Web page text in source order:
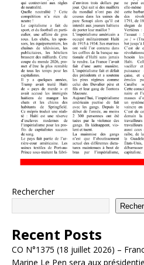
Rechercher
Recent Posts
CO N°1375 (18 juillet 2026) –
Marine Le Pen sera aux